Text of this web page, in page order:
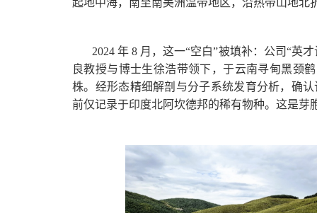
起地中海，南至南美洲温带地区，沿热带山地北
2024 年 8 月，这一“空白”被填补：公司“英
良教授与博士生徐浩带领下，于云南寻甸黑颈
株。经形态精细解剖与分子系统发育分析，确
前仅记录于印度北阿坎德邦的稀有物种。这是芽